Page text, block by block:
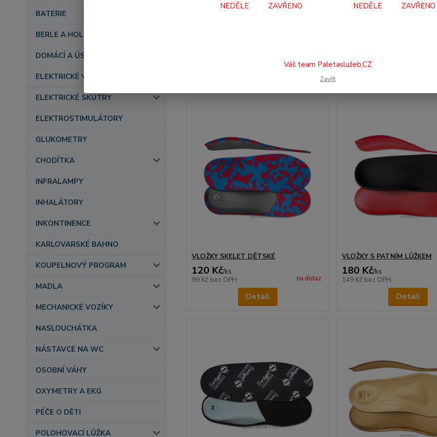
BATERIE
BERLE A HOLE
DOMÁCÍ A ÚSTAVNÍ PÉČE
ELEKTRICKÉ VOZÍKY
ELEKTRICKÉ SKÚTRY
ELEKTROSTIMULÁTORY
GLUKOMETRY
CHODÍTKA
INFRALAMPY
INHALÁTORY
INKONTINENCE
KARLOVARSKÉ BAHNO
KOUPELNOVÝ PROGRAM
MADLA
MECHANICKÉ VOZÍKY
NASLOUCHÁTKA
NÁSTAVCE NA WC
OSOBNÍ VÁHY
OXYMETRY A EKG
PÉČE O DĚTI
POLOHOVACÍ LŮŽKA
VLOŽKY SKELET DĚTSKÉ
120 Kč/ks
99 Kč bez DPH na dotaz
Detail
VLOŽKY S PATNÍM LŮŽKEM
180 Kč/ks
149 Kč bez DPH
Detail
NEDĚLE ZAVŘENO NEDĚLE ZAVŘENO
Váš team Paletaslužeb.CZ
Zavřít